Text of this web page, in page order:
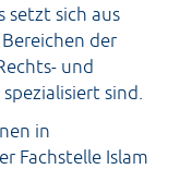
setzt sich aus
der
und
sind.
in
Fachstelle Islam